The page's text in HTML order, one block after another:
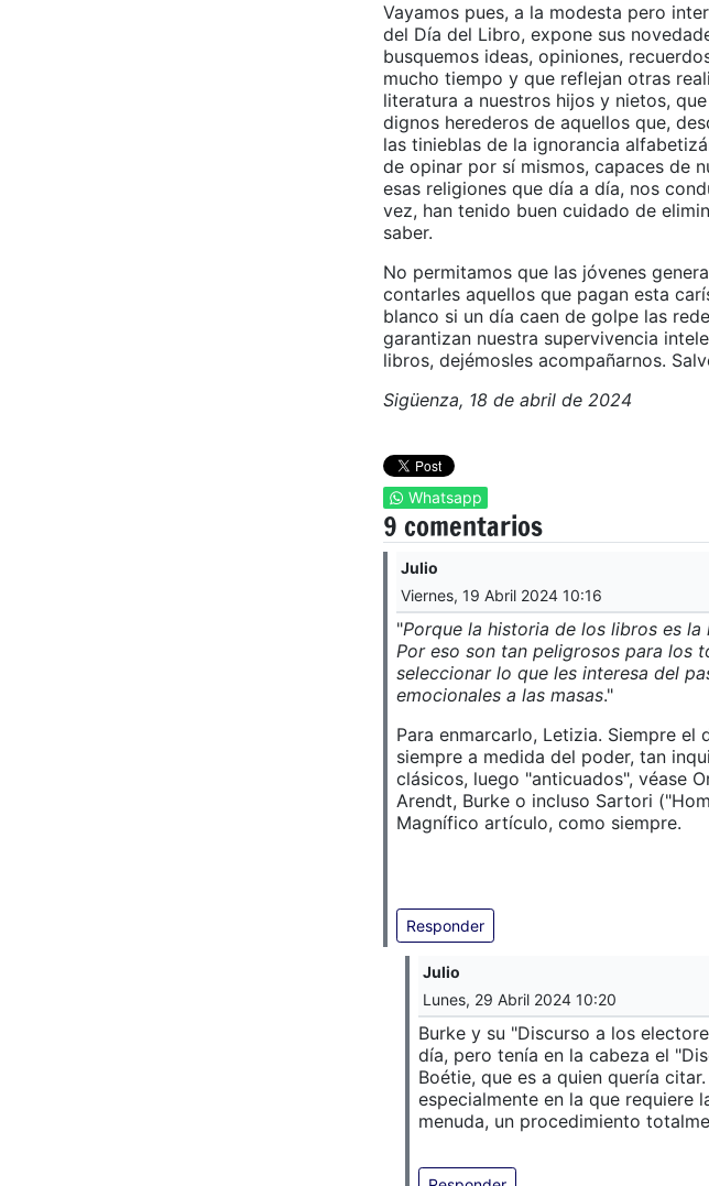
Vayamos pues, a la modesta pero
del Día del Libro, expone sus
busquemos ideas, opiniones,
mucho tiempo y que reflejan otras
literatura a nuestros hijos y nietos,
dignos herederos de aquellos que,
las tinieblas de la ignorancia
de opinar por sí mismos, capaces de
esas religiones que día a día, nos
vez, han tenido buen cuidado de
saber.
No permitamos que las jóvenes
contarles aquellos que pagan esta
blanco si un día caen de golpe las
garantizan nuestra supervivencia
libros, dejémosles acompañarnos.
Sigüenza, 18 de abril de 2024
Whatsapp
9 comentarios
Julio
Viernes, 19 Abril 2024 10:16
"Porque la historia de los libros es
Por eso son tan peligrosos para los
seleccionar lo que les interesa del
emocionales a las masas."
Para enmarcarlo, Letizia. Siempre el
siempre a medida del poder, tan
clásicos, luego "anticuados", véase
Arendt, Burke o incluso Sartori
Magnífico artículo, como siempre.
Responder
Julio
Lunes, 29 Abril 2024 10:20
Burke y su "Discurso a los
día, pero tenía en la cabeza el
Boétie, que es a quien quería
especialmente en la que requiere
menuda, un procedimiento